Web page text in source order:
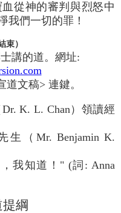
從神的審判與烈怒中
我們一切的罪！
束）
講的道。網址:
文稿> 連鍵。
K. L. Chan）領讀經
（Mr. Benjamin K.
我知道！" (詞: Anna
綱